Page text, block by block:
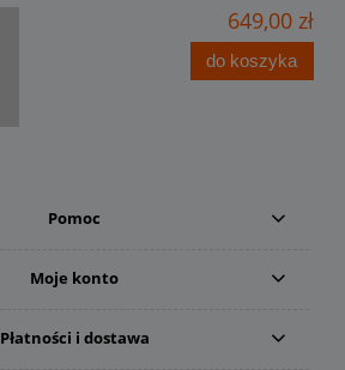
649,00 zł
do koszyka
Pomoc
Moje konto
Płatności i dostawa